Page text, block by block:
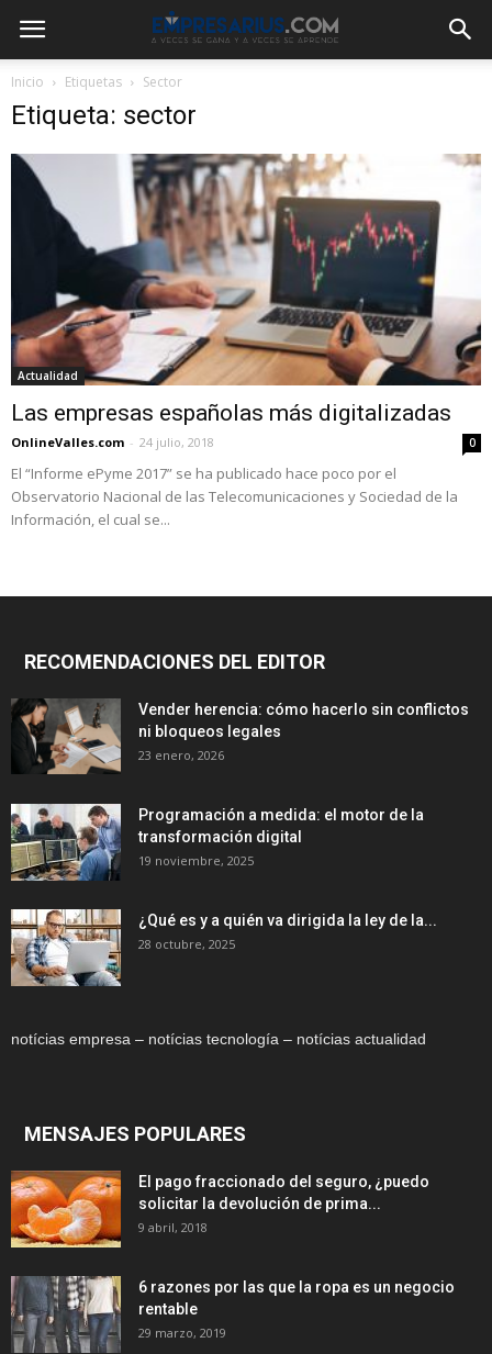
Inicio Etiquetas Sector
Etiqueta: sector
Actualidad
Las empresas españolas más digitalizadas
OnlineValles.com - 24 julio, 2018 0
El “Informe ePyme 2017” se ha publicado hace poco por el
Observatorio Nacional de las Telecomunicaciones y Sociedad de la
Información, el cual se...
RECOMENDACIONES DEL EDITOR
Vender herencia: cómo hacerlo sin conflictos
ni bloqueos legales
23 enero, 2026
Programación a medida: el motor de la
transformación digital
19 noviembre, 2025
¿Qué es y a quién va dirigida la ley de la...
28 octubre, 2025
notícias empresa – notícias tecnología – notícias actualidad
MENSAJES POPULARES
El pago fraccionado del seguro, ¿puedo
solicitar la devolución de prima...
9 abril, 2018
6 razones por las que la ropa es un negocio
rentable
29 marzo, 2019